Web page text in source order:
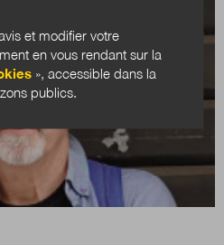
et modifier votre
en vous rendant sur la
», accessible dans la
publics.